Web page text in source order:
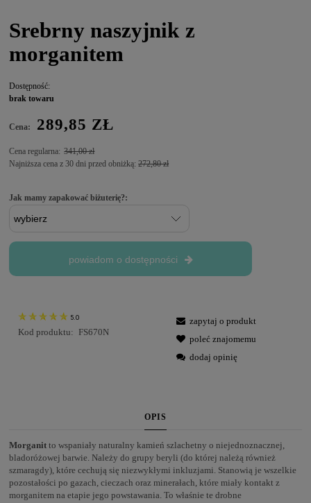
Srebrny naszyjnik z
morganitem
Dostępność:
brak towaru
Cena: 289,85 ZŁ
Cena regularna: 341,00 zł
Najniższa cena z 30 dni przed obniżką: 272,80 zł
Jak mamy zapakować biżuterię?:
powiadom o dostępności
5.0
Kod produktu: FS670N
zapytaj o produkt
poleć znajomemu
dodaj opinię
OPIS
Morganit to wspaniały naturalny kamień szlachetny o niejednoznacznej,
bladoróżowej barwie. Należy do grupy beryli (do której należą również
szmaragdy), które cechują się niezwykłymi inkluzjami. Stanowią je wszelkie
pozostałości po gazach, cieczach oraz minerałach, które miały kontakt z
morganitem na etapie jego powstawania. To właśnie te drobne